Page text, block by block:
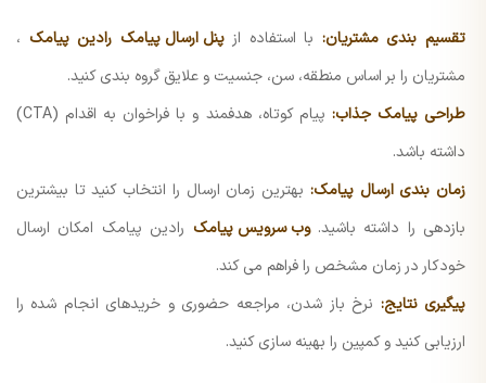
تقسیم بندی مشتریان: با استفاده ازپنل ارسال پیامک رادین پیامک ،
مشتریان را بر اساس منطقه، سن، جنسیت و علایق گروه بندی کنید.
طراحی پیامک جذاب:
پیام کوتاه، هدفمند و با فراخوان به اقدام (CTA)
داشته باشد.
زمان بندی ارسال پیامک: بهترین زمان ارسال را انتخاب کنید تا بیشترین
بازدهی را داشته باشید.وب سرویس پیامک رادین پیامک امکان ارسال
خودکار در زمان مشخص را فراهم می کند.
پیگیری نتایج: نرخ باز شدن، مراجعه حضوری و خریدهای انجام شده را
ارزیابی کنید و کمپین را بهینه سازی کنید.